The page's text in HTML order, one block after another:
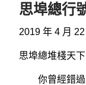
思埠總行
2019 年 4 月 22
思埠總堆棧天
你曾經錯過